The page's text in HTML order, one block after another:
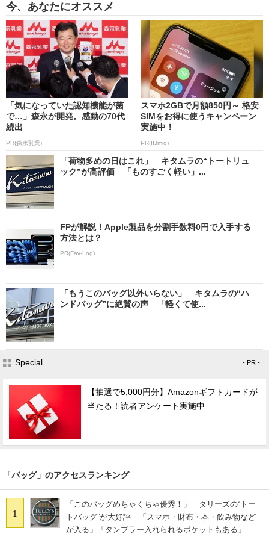
今、あなたにオススメ
「気になっていた認知機能が菌
で…」森永が開発。感動の70代
続出
PR(森永乳業)
スマホ2GBで月額850円～ 格安
SIMをお得に使うキャンペーン
実施中！
PR(IIJmio)
「荷物多めの日はこれ」 キタムラの“トートリュ
ック”が高評価 「ものすごく軽い」...
FPが解説！Apple製品を分割手数料0円で入手する
方法とは？
PR(Fav-Log)
「もうこのバッグ以外いらない」 キタムラの“ハ
ンドバッグ”に絶賛の声 「軽くて使...
Special - PR -
【抽選で5,000円分】Amazonギフトカードが
当たる！読者アンケート実施中
「バッグ」のアクセスランキング
1
「このバッグめちゃくちゃ優秀！」 タリーズの“トー
トバッグ”が大好評 「スマホ・財布・本・飲み物など
が入る」「タンブラー入れられるポケットもある」